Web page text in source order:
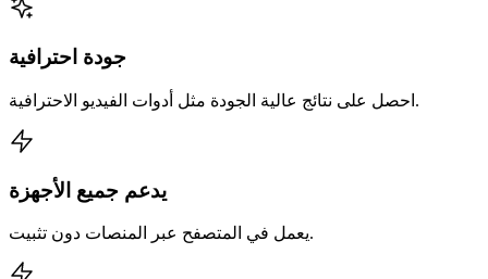
جودة احترافية
احصل على نتائج عالية الجودة مثل أدوات الفيديو الاحترافية.
يدعم جميع الأجهزة
يعمل في المتصفح عبر المنصات دون تثبيت.